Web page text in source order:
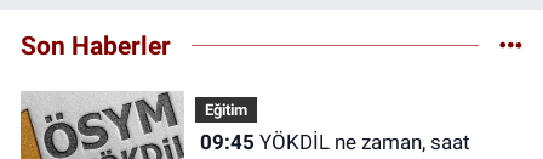
Son Haberler
Eğitim
09:45